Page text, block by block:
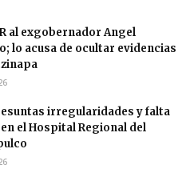
al exgobernador Angel
lo acusa de ocultar evidencias
irregularidades y falta
el Hospital Regional del